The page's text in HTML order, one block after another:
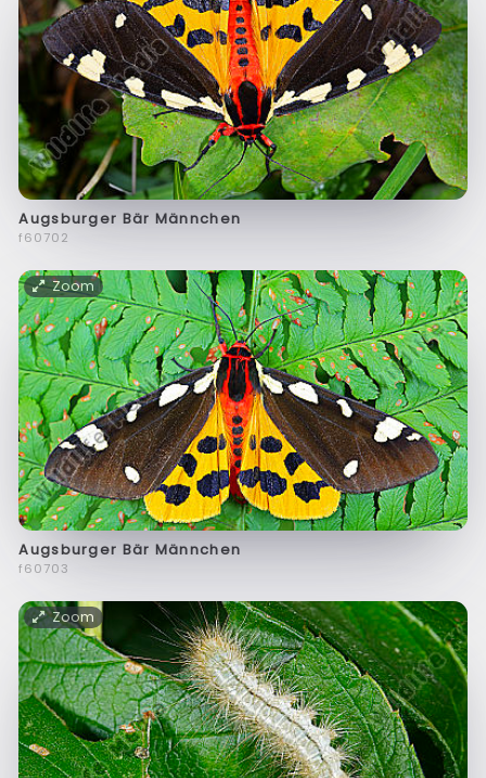
Augsburger Bär Männchen
f60702
Zoom
Augsburger Bär Männchen
f60703
Zoom